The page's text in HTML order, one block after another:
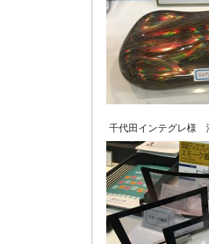
千代田インテグレ様